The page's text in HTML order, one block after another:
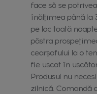
face să se
înălțimea până la
pe loc toată
păstra
cearșafului la o
fie uscat în
Produsul nu
zilnică. Comandă